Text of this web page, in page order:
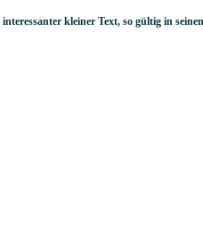
kleiner Text, so gültig in